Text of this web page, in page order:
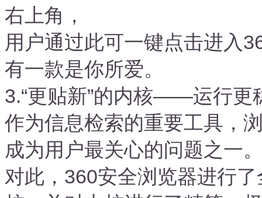
右上角，
用户通过此可一键点击进入
有一款是你所爱。
3.“更贴新”的内核——运行更
作为信息检索的重要工具，
成为用户最关心的问题之一
对此，360安全浏览器进行